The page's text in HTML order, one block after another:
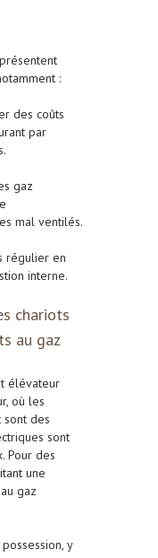
:
des coûts
par
gaz
mal ventilés.
régulier en
interne.
chariots
au gaz
élévateur
où les
des
sont
Pour des
une
gaz
y